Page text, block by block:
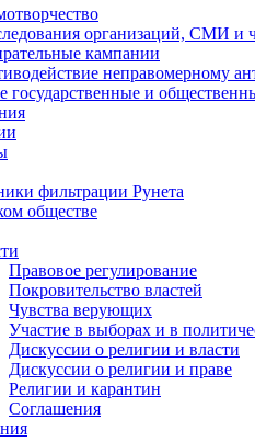
организаций, СМИ и
кампании
неправомерному
государственные и
фильтрации Рунета
обществе
Правовое регулирование
Покровительство властей
Чувства верующих
Участие в выборах и в
Дискуссии о религии и власти
Дискуссии о религии и праве
Религии и карантин
Соглашения